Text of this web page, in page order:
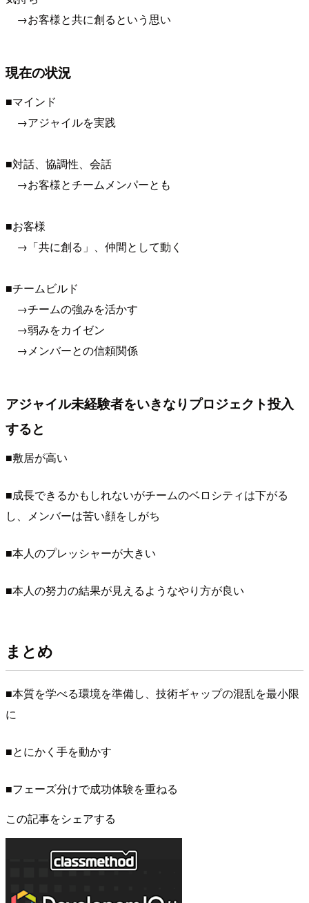
→お客様と共に創るという思い
現在の状況
■マインド
→アジャイルを実践
■対話、協調性、会話
→お客様とチームメンパーとも
■お客様
→「共に創る」、仲間として動く
■チームビルド
→チームの強みを活かす
→弱みをカイゼン
→メンバーとの信頼関係
アジャイル未経験者をいきなりプロジェクト投入
すると
■敷居が高い
■成長できるかもしれないがチームのベロシティは下がる
し、メンバーは苦い顔をしがち
■本人のプレッシャーが大きい
■本人の努力の結果が見えるようなやり方が良い
まとめ
■本質を学べる環境を準備し、技術ギャップの混乱を最小限
に
■とにかく手を動かす
■フェーズ分けで成功体験を重ねる
この記事をシェアする